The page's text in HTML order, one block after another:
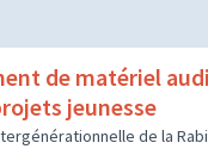
de matériel
jeunesse
de la